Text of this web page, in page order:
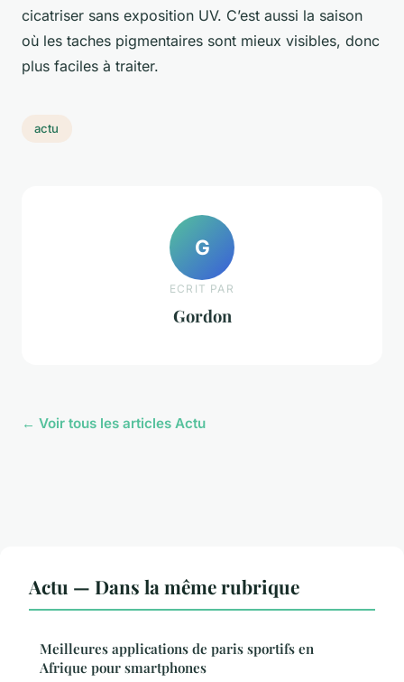
cicatriser sans exposition UV. C’est aussi la saison
où les taches pigmentaires sont mieux visibles, donc
plus faciles à traiter.
actu
G
ECRIT PAR
Gordon
← Voir tous les articles Actu
Actu — Dans la même rubrique
Meilleures applications de paris sportifs en
Afrique pour smartphones